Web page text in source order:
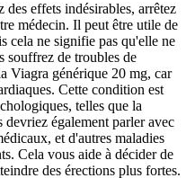
des effets indésirables, arrêtez
médecin. Il peut être utile de
cela ne signifie pas qu'elle ne
souffrez de troubles de
Viagra générique 20 mg, car
Cette condition est
telles que la
également parler avec
et d'autres maladies
Cela vous aide à décider de
des érections plus fortes.